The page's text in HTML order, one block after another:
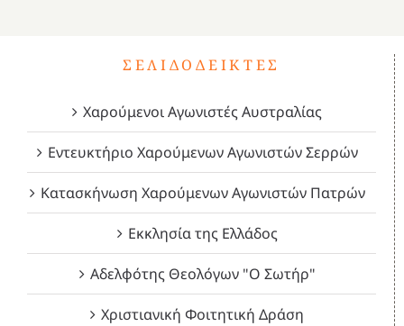
ΣΕΛΙΔΟΔΕΊΚΤΕΣ
Χαρούμενοι Αγωνιστές Αυστραλίας
Εντευκτήριο Χαρούμενων Αγωνιστών Σερρών
Κατασκήνωση Χαρούμενων Αγωνιστών Πατρών
Εκκλησία της Ελλάδος
Αδελφότης Θεολόγων "Ο Σωτήρ"
Χριστιανική Φοιτητική Δράση